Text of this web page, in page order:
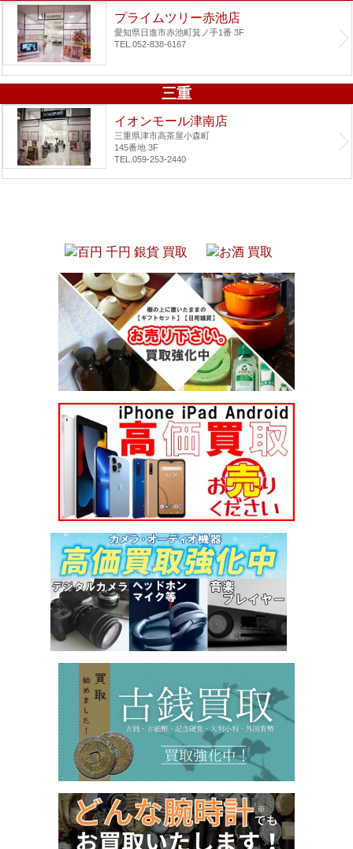
プライムツリー赤池店
愛知県日進市赤池町箕ノ手1番 3F
TEL.052-838-6167
三重
イオンモール津南店
三重県津市高茶屋小森町
145番地 3F
TEL.059-253-2440